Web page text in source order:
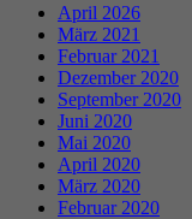
April 2026
März 2021
Februar 2021
Dezember 2020
September 2020
Juni 2020
Mai 2020
April 2020
März 2020
Februar 2020